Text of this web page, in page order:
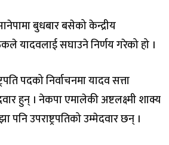
बुधबार बसेको केन्द्रीय
यादवलाई सघाउने निर्णय गरेको हो ।
पदको निर्वाचनमा यादव सत्ता
हुन् । नेकपा एमालेकी अष्टलक्ष्मी शाक्य
पनि उपराष्ट्रपतिको उम्मेदवार छन् ।